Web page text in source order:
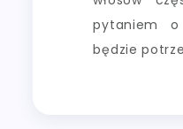
pytaniem
będzie